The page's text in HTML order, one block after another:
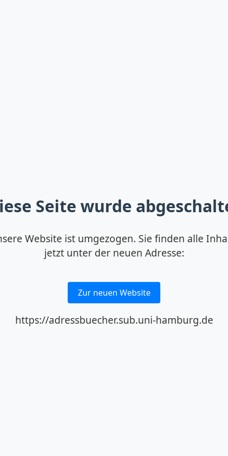
Seite wurde
Website ist umgezogen. Sie finden alle
jetzt unter der neuen Adresse:
Zur neuen Website
https://adressbuecher.sub.uni-hamburg.de